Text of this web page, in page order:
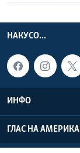
НАКУСО...
ИНФО
ГЛАС НА АМЕРИКА